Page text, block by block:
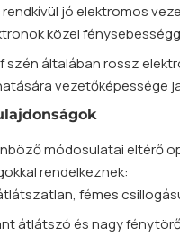
jó elektromos
közel
szén általában rossz
vezetőképessége
módosulatai eltérő
rendelkeznek:
fémes
átlátszó és nagy